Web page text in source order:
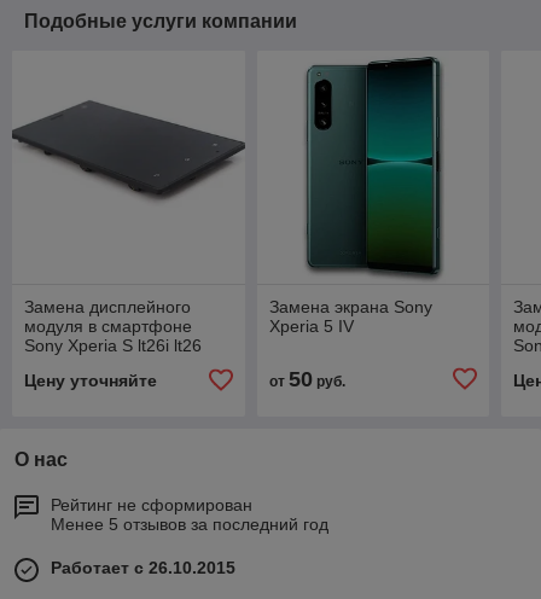
Подобные услуги компании
Замена дисплейного
модуля в смартфоне
Sony Xperia S lt26i lt26
Цену уточняйте
Замена экрана Sony
Xperia 5 IV
от 50руб.
О нас
Рейтинг не сформирован
Менее 5 отзывов за последний год
Работает с 26.10.2015